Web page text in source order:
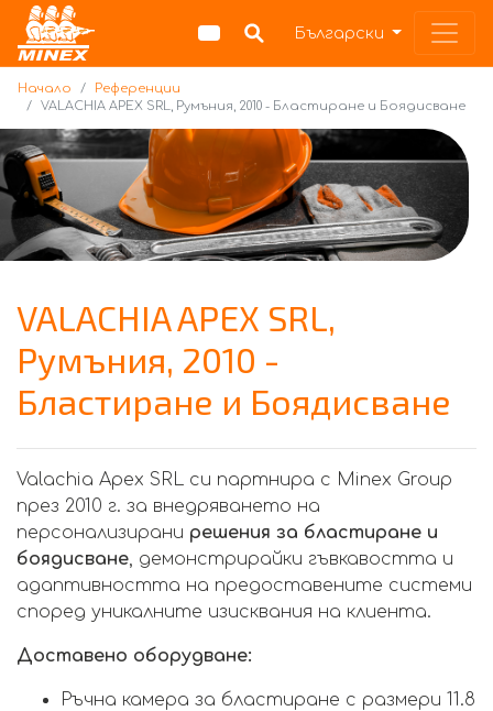
Български
Начало
Референции
VALACHIA APEX SRL, Румъния, 2010 - Бластиране и Боядисване
VALACHIA APEX SRL,
Румъния, 2010 -
Бластиране и Боядисване
Valachia Apex SRL си партнира с Minex Group
през 2010 г. за внедряването на
персонализирани решения за бластиране и
боядисване, демонстрирайки гъвкавостта и
адаптивността на предоставените системи
според уникалните изисквания на клиента.
Доставено оборудване:
Ръчна камера за бластиране с размери 11.8